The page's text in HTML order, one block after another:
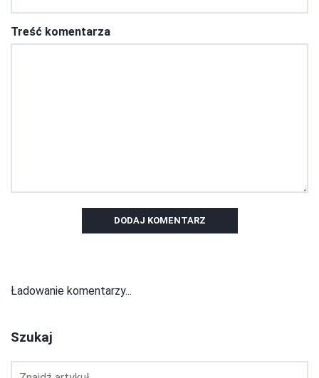
Treść komentarza
DODAJ KOMENTARZ
Ładowanie komentarzy...
Szukaj